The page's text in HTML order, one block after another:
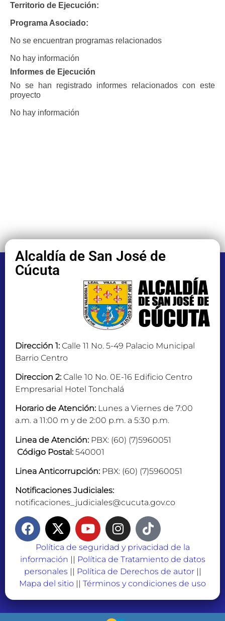
Territorio de Ejecución:
Programa Asociado:
No se encuentran programas relacionados
No hay información
Informes de Ejecución
No se han registrado informes relacionados con este
proyecto
No hay información
Alcaldía de San José de
Cúcuta
Dirección 1: Calle 11 No. 5-49 Palacio Municipal
Barrio Centro
Direccion 2: Calle 10 No. 0E-16 Edificio Centro
Empresarial Hotel Tonchalá
Horario de Atención: Lunes a Viernes de 7:00
a.m. a 11:00 m y de 2:00 p.m. a 5:30 p.m.
Linea de Atención: PBX: (60) (7)5960051
Código Postal: 540001
Linea Anticorrupción: PBX: (60) (7)5960051
Notificaciones Judiciales:
notificaciones_judiciales@cucuta.gov.co
Política de seguridad y privacidad de la
información || Política de Tratamiento de datos
personales || Política de Derechos de autor||
Mapa del sitio || Términos y condiciones de uso